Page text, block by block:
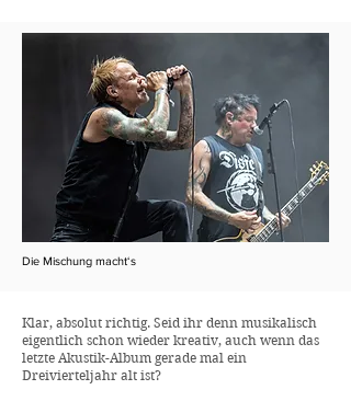
Die Mischung macht‘s
Klar, absolut richtig. Seid ihr denn musikalisch
eigentlich schon wieder kreativ, auch wenn das
letzte Akustik-Album gerade mal ein
Dreivierteljahr alt ist?